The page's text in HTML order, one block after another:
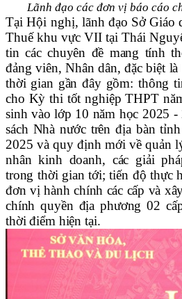
Lãnh đạo các đơn vị báo cáo
Tại Hội nghị, lãnh đạo Sở Giáo
Thuế khu vực VII tại Thái
tin các chuyên đề mang tính
đảng viên, Nhân dân, đặc biệt
thời gian gần đây gồm: thông
cho Kỳ thi tốt nghiệp THPT
sinh vào lớp 10 năm học 2025
sách Nhà nước trên địa bàn
2025 và quy định mới về quản
nhân kinh doanh, các giải
trong thời gian tới; tiến độ thực
đơn vị hành chính các cấp và
chính quyền địa phương 02
thời điểm hiện tại.